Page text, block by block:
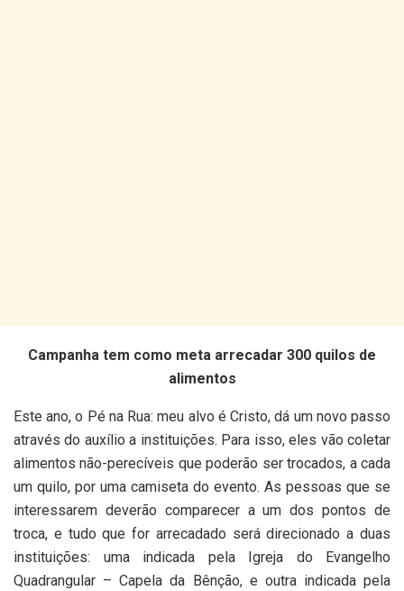
Campanha tem como meta arrecadar 300 quilos de
alimentos
Este ano, o Pé na Rua: meu alvo é Cristo, dá um novo passo
através do auxílio a instituições. Para isso, eles vão coletar
alimentos não-perecíveis que poderão ser trocados, a cada
um quilo, por uma camiseta do evento. As pessoas que se
interessarem deverão comparecer a um dos pontos de
troca, e tudo que for arrecadado será direcionado a duas
instituições: uma indicada pela Igreja do Evangelho
Quadrangular – Capela da Bênção, e outra indicada pela